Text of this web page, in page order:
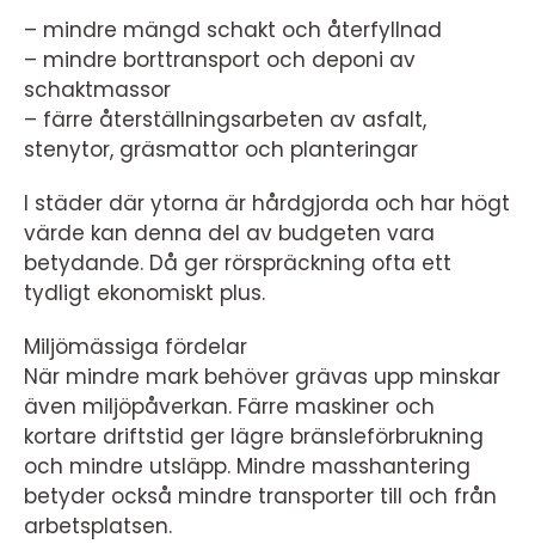
– mindre mängd schakt och återfyllnad
– mindre borttransport och deponi av
schaktmassor
– färre återställningsarbeten av asfalt,
stenytor, gräsmattor och planteringar
I städer där ytorna är hårdgjorda och har högt
värde kan denna del av budgeten vara
betydande. Då ger rörspräckning ofta ett
tydligt ekonomiskt plus.
Miljömässiga fördelar
När mindre mark behöver grävas upp minskar
även miljöpåverkan. Färre maskiner och
kortare driftstid ger lägre bränsleförbrukning
och mindre utsläpp. Mindre masshantering
betyder också mindre transporter till och från
arbetsplatsen.